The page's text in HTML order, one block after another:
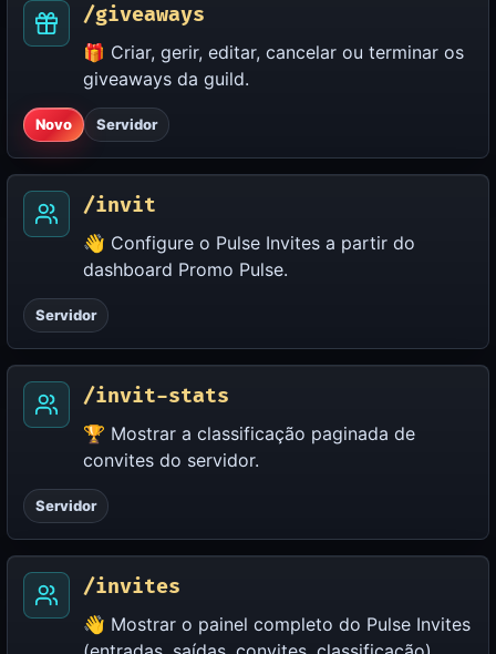
/giveaways
🎁 Criar, gerir, editar, cancelar ou terminar os
giveaways da guild.
Novo Servidor
/invit
👋 Configure o Pulse Invites a partir do
dashboard Promo Pulse.
Servidor
/invit-stats
🏆 Mostrar a classificação paginada de
convites do servidor.
Servidor
/invites
👋 Mostrar o painel completo do Pulse Invites